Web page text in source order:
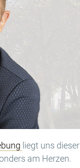
liegt uns dieser
am Herzen.